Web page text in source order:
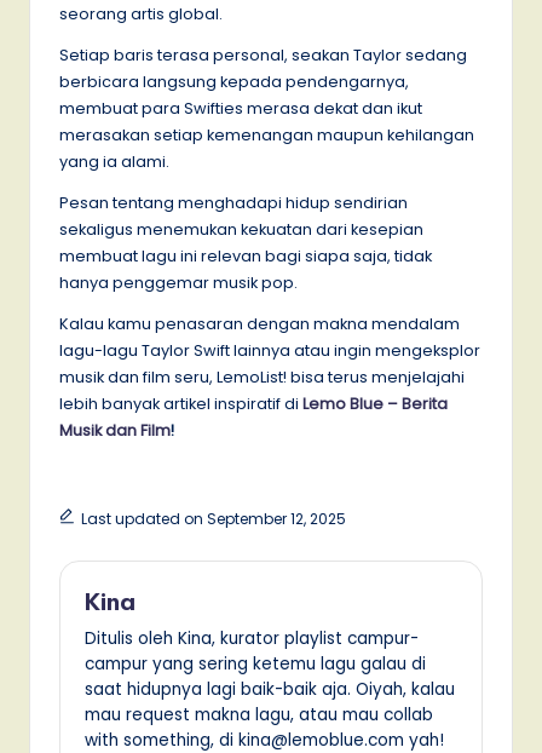
seorang artis global.
Setiap baris terasa personal, seakan Taylor sedang
berbicara langsung kepada pendengarnya,
membuat para Swifties merasa dekat dan ikut
merasakan setiap kemenangan maupun kehilangan
yang ia alami.
Pesan tentang menghadapi hidup sendirian
sekaligus menemukan kekuatan dari kesepian
membuat lagu ini relevan bagi siapa saja, tidak
hanya penggemar musik pop.
Kalau kamu penasaran dengan makna mendalam
lagu-lagu Taylor Swift lainnya atau ingin mengeksplor
musik dan film seru, LemoList! bisa terus menjelajahi
lebih banyak artikel inspiratif di Lemo Blue – Berita
Musik dan Film!
Last updated on September 12, 2025
Kina
Ditulis oleh Kina, kurator playlist campur-
campur yang sering ketemu lagu galau di
saat hidupnya lagi baik-baik aja. Oiyah, kalau
mau request makna lagu, atau mau collab
with something, di kina@lemoblue.com yah!